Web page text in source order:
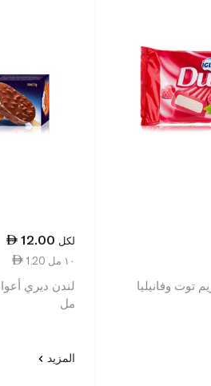
توت وفانيليا
12.00 لكل
1.20 ١٠ مل
مل
المزيد